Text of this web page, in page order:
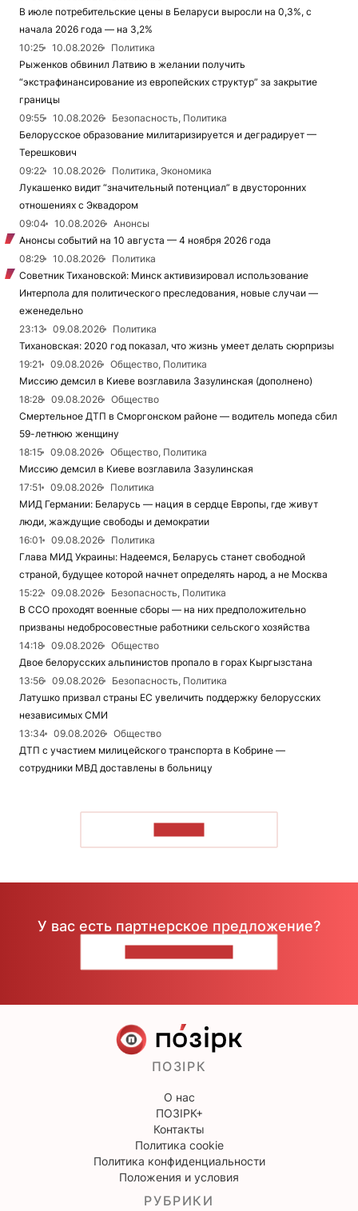
В июле потребительские цены в Беларуси выросли на 0,3%, с
начала 2026 года — на 3,2%
10:25
10.08.2026
Политика
Рыженков обвинил Латвию в желании получить
“экстрафинансирование из европейских структур” за закрытие
границы
09:55
10.08.2026
Безопасность, Политика
Белорусское образование милитаризируется и деградирует —
Терешкович
09:22
10.08.2026
Политика, Экономика
Лукашенко видит “значительный потенциал” в двусторонних
отношениях с Эквадором
09:04
10.08.2026
Анонсы
Анонсы событий на 10 августа — 4 ноября 2026 года
08:29
10.08.2026
Политика
Советник Тихановской: Минск активизировал использование
Интерпола для политического преследования, новые случаи —
еженедельно
23:13
09.08.2026
Политика
Тихановская: 2020 год показал, что жизнь умеет делать сюрпризы
19:21
09.08.2026
Общество, Политика
Миссию демсил в Киеве возглавила Зазулинская (дополнено)
18:28
09.08.2026
Общество
Смертельное ДТП в Сморгонском районе — водитель мопеда сбил
59-летнюю женщину
18:15
09.08.2026
Общество, Политика
Миссию демсил в Киеве возглавила Зазулинская
17:51
09.08.2026
Политика
МИД Германии: Беларусь — нация в сердце Европы, где живут
люди, жаждущие свободы и демократии
16:01
09.08.2026
Политика
Глава МИД Украины: Надеемся, Беларусь станет свободной
страной, будущее которой начнет определять народ, а не Москва
15:22
09.08.2026
Безопасность, Политика
В ССО проходят военные сборы — на них предположительно
призваны недобросовестные работники сельского хозяйства
14:18
09.08.2026
Общество
Двое белорусских альпинистов пропало в горах Кыргызстана
13:56
09.08.2026
Безопасность, Политика
Латушко призвал страны ЕС увеличить поддержку белорусских
независимых СМИ
13:34
09.08.2026
Общество
ДТП с участием милицейского транспорта в Кобрине —
сотрудники МВД доставлены в больницу
У вас есть партнерское предложение?
ПОЗІРК
О нас
ПОЗІРК+
Контакты
Политика cookie
Политика конфиденциальности
Положения и условия
РУБРИКИ